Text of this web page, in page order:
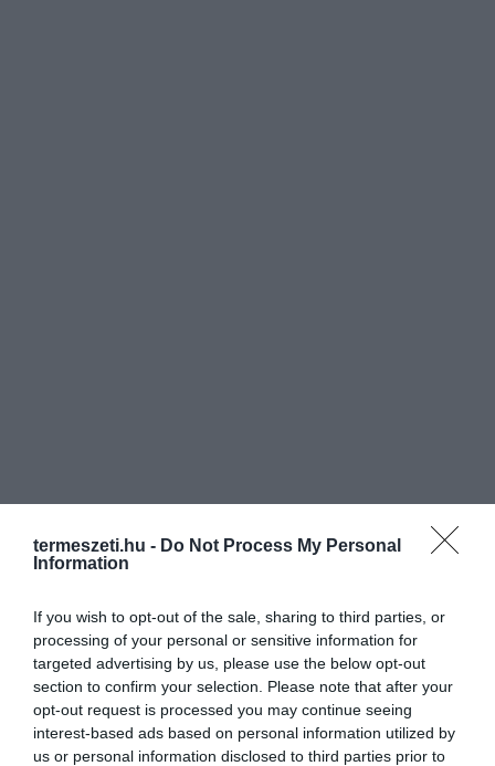
termeszeti.hu - Do Not Process My Personal
Information
If you wish to opt-out of the sale, sharing to third parties, or
processing of your personal or sensitive information for
targeted advertising by us, please use the below opt-out
section to confirm your selection. Please note that after your
opt-out request is processed you may continue seeing
interest-based ads based on personal information utilized by
us or personal information disclosed to third parties prior to